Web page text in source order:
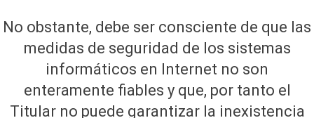
No obstante, debe ser consciente de que las
medidas de seguridad de los sistemas
informáticos en Internet no son
enteramente fiables y que, por tanto el
Titular no puede garantizar la inexistencia